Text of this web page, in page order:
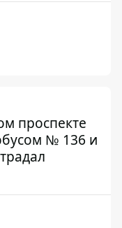
проспекте
№ 136 и